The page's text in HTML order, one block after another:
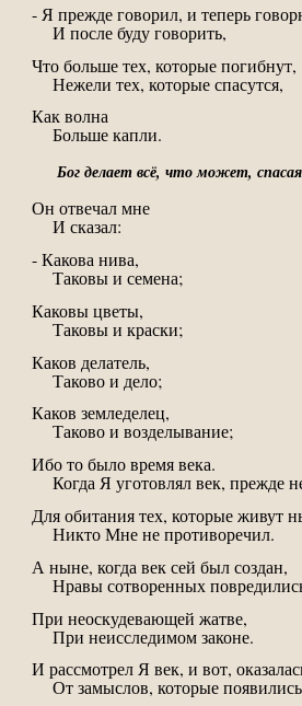
- Я прежде говорил, и теперь
И после буду говорить,
Что больше тех, которые погибнут,
Нежели тех, которые спасутся,
Как волна
Больше капли.
Бог делает всё, что может,
Он отвечал мне
И сказал:
- Какова нива,
Таковы и семена;
Каковы цветы,
Таковы и краски;
Каков делатель,
Таково и дело;
Каков земледелец,
Таково и возделывание;
Ибо то было время века.
Когда Я уготовлял век, прежде
Для обитания тех, которые живут
Никто Мне не противоречил.
А ныне, когда век сей был создан,
Нравы сотворенных
При неоскудевающей жатве,
При неисследимом законе.
И рассмотрел Я век, и вот,
От замыслов, которые